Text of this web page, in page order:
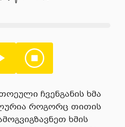
ჩვენგანის ხმა
როგორც თითის
ხმის